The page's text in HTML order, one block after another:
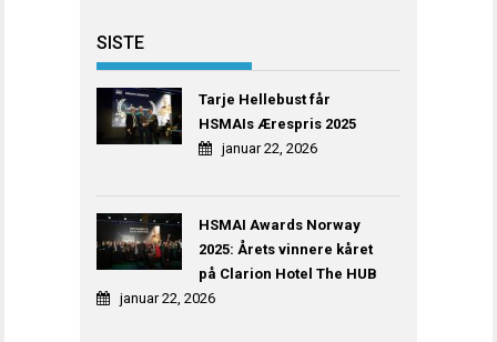
SISTE
Tarje Hellebust får
HSMAIs Ærespris 2025
januar 22, 2026
HSMAI Awards Norway
2025: Årets vinnere kåret
på Clarion Hotel The HUB
januar 22, 2026